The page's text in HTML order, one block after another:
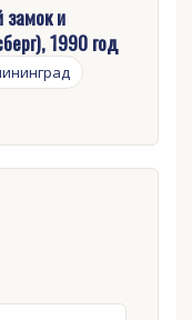
замок и
1990 год